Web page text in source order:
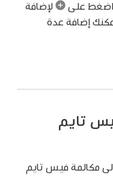
اضغط على
لإضافة
إضافة عدة
تايم
مكالمة فيس تايم